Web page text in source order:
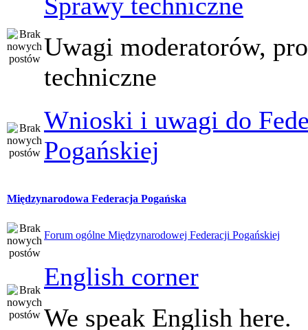
Uwagi moderatorów,
techniczne
Wnioski i uwagi do
Pogańskiej
Międzynarodowa Federacja Pogańska
Forum ogólne Międzynarodowej Federacji Pogańskiej
English corner
We speak English here.